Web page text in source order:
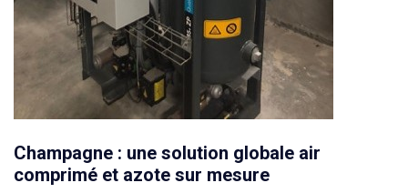
Champagne : une solution globale air
comprimé et azote sur mesure